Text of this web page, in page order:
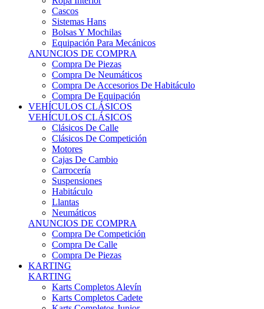
Sistemas Hans
Bolsas Y Mochilas
Equipación Para Mecánicos
ANUNCIOS DE COMPRA
Compra De Piezas
Compra De Neumáticos
Compra De Accesorios De Habitáculo
Compra De Equipación
VEHÍCULOS CLÁSICOS
VEHÍCULOS CLÁSICOS
Clásicos De Calle
Clásicos De Competición
Motores
Cajas De Cambio
Carrocería
Suspensiones
Habitáculo
Llantas
Neumáticos
ANUNCIOS DE COMPRA
Compra De Competición
Compra De Calle
Compra De Piezas
KARTING
KARTING
Karts Completos Alevín
Karts Completos Cadete
Karts Completos Junior
Karts Completos Senior